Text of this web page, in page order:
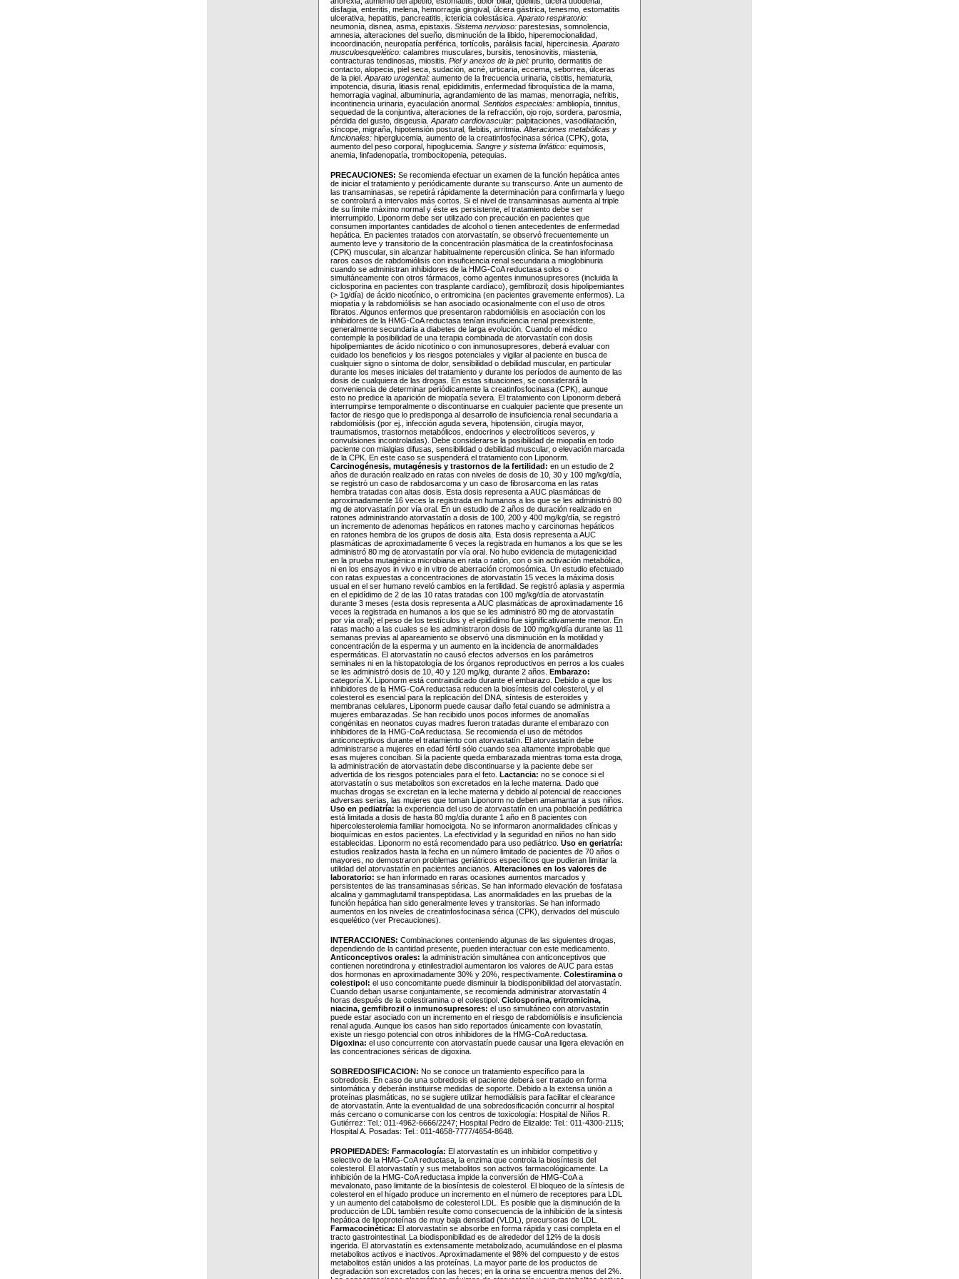
disfagia, enteritis, melena, hemorragia gingival, úlcera gástrica, tenesmo, estomatitis
ulcerativa, hepatitis, pancreatitis, ictericia colestásica. Aparato respiratorio:
neumonía, disnea, asma, epistaxis. Sistema nervioso: parestesias, somnolencia,
amnesia, alteraciones del sueño, disminución de la libido, hiperemocionalidad,
incoordinación, neuropatía periférica, tortícolis, parálisis facial, hipercinesia. Aparato
musculoesquelético: calambres musculares, bursitis, tenosinovitis, miastenia,
contracturas tendinosas, miositis. Piel y anexos de la piel: prurito, dermatitis de
contacto, alopecia, piel seca, sudación, acné, urticaria, eccema, seborrea, úlceras
de la piel. Aparato urogenital: aumento de la frecuencia urinaria, cistitis, hematuria,
impotencia, disuria, litiasis renal, epididimitis, enfermedad fibroquística de la mama,
hemorragia vaginal, albuminuria, agrandamiento de las mamas, menorragia, nefritis,
incontinencia urinaria, eyaculación anormal. Sentidos especiales: ambliopía, tinnitus,
sequedad de la conjuntiva, alteraciones de la refracción, ojo rojo, sordera, parosmia,
pérdida del gusto, disgeusia. Aparato cardiovascular: palpitaciones, vasodilatación,
síncope, migraña, hipotensión postural, flebitis, arritmia. Alteraciones metabólicas y
funcionales: hiperglucemia, aumento de la creatinfosfocinasa sérica (CPK), gota,
aumento del peso corporal, hipoglucemia. Sangre y sistema linfático: equimosis,
anemia, linfadenopatía, trombocitopenia, petequias.
PRECAUCIONES: Se recomienda efectuar un examen de la función hepática antes
de iniciar el tratamiento y periódicamente durante su transcurso. Ante un aumento de
las transaminasas, se repetirá rápidamente la determinación para confirmarla y luego
se controlará a intervalos más cortos. Si el nivel de transaminasas aumenta al triple
de su límite máximo normal y éste es persistente, el tratamiento debe ser
interrumpido. Liponorm debe ser utilizado con precaución en pacientes que
consumen importantes cantidades de alcohol o tienen antecedentes de enfermedad
hepática. En pacientes tratados con atorvastatín, se observó frecuentemente un
aumento leve y transitorio de la concentración plasmática de la creatinfosfocinasa
(CPK) muscular, sin alcanzar habitualmente repercusión clínica. Se han informado
raros casos de rabdomiólisis con insuficiencia renal secundaria a mioglobinuria
cuando se administran inhibidores de la HMG-CoA reductasa solos o
simultáneamente con otros fármacos, como agentes inmunosupresores (incluida la
ciclosporina en pacientes con trasplante cardíaco), gemfibrozil; dosis hipolipemiantes
(> 1g/día) de ácido nicotínico, o eritromicina (en pacientes gravemente enfermos). La
miopatía y la rabdomiólisis se han asociado ocasionalmente con el uso de otros
fibratos. Algunos enfermos que presentaron rabdomiólisis en asociación con los
inhibidores de la HMG-CoA reductasa tenían insuficiencia renal preexistente,
generalmente secundaria a diabetes de larga evolución. Cuando el médico
contemple la posibilidad de una terapia combinada de atorvastatín con dosis
hipolipemiantes de ácido nicotínico o con inmunosupresores, deberá evaluar con
cuidado los beneficios y los riesgos potenciales y vigilar al paciente en busca de
cualquier signo o síntoma de dolor, sensibilidad o debilidad muscular, en particular
durante los meses iniciales del tratamiento y durante los períodos de aumento de las
dosis de cualquiera de las drogas. En estas situaciones, se considerará la
conveniencia de determinar periódicamente la creatinfosfocinasa (CPK), aunque
esto no predice la aparición de miopatía severa. El tratamiento con Liponorm deberá
interrumpirse temporalmente o discontinuarse en cualquier paciente que presente un
factor de riesgo que lo predisponga al desarrollo de insuficiencia renal secundaria a
rabdomiólisis (por ej., infección aguda severa, hipotensión, cirugía mayor,
traumatismos, trastornos metabólicos, endocrinos y electrolíticos severos, y
convulsiones incontroladas). Debe considerarse la posibilidad de miopatía en todo
paciente con mialgias difusas, sensibilidad o debilidad muscular, o elevación marcada
de la CPK. En este caso se suspenderá el tratamiento con Liponorm.
Carcinogénesis, mutagénesis y trastornos de la fertilidad: en un estudio de 2
años de duración realizado en ratas con niveles de dosis de 10, 30 y 100 mg/kg/día,
se registró un caso de rabdosarcoma y un caso de fibrosarcoma en las ratas
hembra tratadas con altas dosis. Esta dosis representa a AUC plasmáticas de
aproximadamente 16 veces la registrada en humanos a los que se les administró 80
mg de atorvastatín por vía oral. En un estudio de 2 años de duración realizado en
ratones administrando atorvastatín a dosis de 100, 200 y 400 mg/kg/día, se registró
un incremento de adenomas hepáticos en ratones macho y carcinomas hepáticos
en ratones hembra de los grupos de dosis alta. Esta dosis representa a AUC
plasmáticas de aproximadamente 6 veces la registrada en humanos a los que se les
administró 80 mg de atorvastatín por vía oral. No hubo evidencia de mutagenicidad
en la prueba mutagénica microbiana en rata o ratón, con o sin activación metabólica,
ni en los ensayos in vivo e in vitro de aberración cromosómica. Un estudio efectuado
con ratas expuestas a concentraciones de atorvastatín 15 veces la máxima dosis
usual en el ser humano reveló cambios en la fertilidad. Se registró aplasia y aspermia
en el epidídimo de 2 de las 10 ratas tratadas con 100 mg/kg/día de atorvastatín
durante 3 meses (esta dosis representa a AUC plasmáticas de aproximadamente 16
veces la registrada en humanos a los que se les administró 80 mg de atorvastatín
por vía oral); el peso de los testículos y el epidídimo fue significativamente menor. En
ratas macho a las cuales se les administraron dosis de 100 mg/kg/día durante las 11
semanas previas al apareamiento se observó una disminución en la motilidad y
concentración de la esperma y un aumento en la incidencia de anormalidades
espermáticas. El atorvastatín no causó efectos adversos en los parámetros
seminales ni en la histopatología de los órganos reproductivos en perros a los cuales
se les administró dosis de 10, 40 y 120 mg/kg, durante 2 años. Embarazo:
categoría X. Liponorm está contraindicado durante el embarazo. Debido a que los
inhibidores de la HMG-CoA reductasa reducen la biosíntesis del colesterol, y el
colesterol es esencial para la replicación del DNA, síntesis de esteroides y
membranas celulares, Liponorm puede causar daño fetal cuando se administra a
mujeres embarazadas. Se han recibido unos pocos informes de anomalías
congénitas en neonatos cuyas madres fueron tratadas durante el embarazo con
inhibidores de la HMG-CoA reductasa. Se recomienda el uso de métodos
anticonceptivos durante el tratamiento con atorvastatín. El atorvastatín debe
administrarse a mujeres en edad fértil sólo cuando sea altamente improbable que
esas mujeres conciban. Si la paciente queda embarazada mientras toma esta droga,
la administración de atorvastatín debe discontinuarse y la paciente debe ser
advertida de los riesgos potenciales para el feto. Lactancia: no se conoce si el
atorvastatín o sus metabolitos son excretados en la leche materna. Dado que
muchas drogas se excretan en la leche materna y debido al potencial de reacciones
adversas serias, las mujeres que toman Liponorm no deben amamantar a sus niños.
Uso en pediatría: la experiencia del uso de atorvastatín en una población pediátrica
está limitada a dosis de hasta 80 mg/día durante 1 año en 8 pacientes con
hipercolesterolemia familiar homocigota. No se informaron anormalidades clínicas y
bioquímicas en estos pacientes. La efectividad y la seguridad en niños no han sido
establecidas. Liponorm no está recomendado para uso pediátrico. Uso en geriatría:
estudios realizados hasta la fecha en un número limitado de pacientes de 70 años o
mayores, no demostraron problemas geriátricos específicos que pudieran limitar la
utilidad del atorvastatín en pacientes ancianos. Alteraciones en los valores de
laboratorio: se han informado en raras ocasiones aumentos marcados y
persistentes de las transaminasas séricas. Se han informado elevación de fosfatasa
alcalina y gammaglutamil transpeptidasa. Las anormalidades en las pruebas de la
función hepática han sido generalmente leves y transitorias. Se han informado
aumentos en los niveles de creatinfosfocinasa sérica (CPK), derivados del músculo
esquelético (ver Precauciones).
INTERACCIONES: Combinaciones conteniendo algunas de las siguientes drogas,
dependiendo de la cantidad presente, pueden interactuar con este medicamento.
Anticonceptivos orales: la administración simultánea con anticonceptivos que
contienen noretindrona y etinilestradiol aumentaron los valores de AUC para estas
dos hormonas en aproximadamente 30% y 20%, respectivamente. Colestiramina o
colestipol: el uso concomitante puede disminuir la biodisponibilidad del atorvastatín.
Cuando deban usarse conjuntamente, se recomienda administrar atorvastatín 4
horas después de la colestiramina o el colestipol. Ciclosporina, eritromicina,
niacina, gemfibrozil o inmunosupresores: el uso simultáneo con atorvastatín
puede estar asociado con un incremento en el riesgo de rabdomiólisis e insuficiencia
renal aguda. Aunque los casos han sido reportados únicamente con lovastatín,
existe un riesgo potencial con otros inhibidores de la HMG-CoA reductasa.
Digoxina: el uso concurrente con atorvastatín puede causar una ligera elevación en
las concentraciones séricas de digoxina.
SOBREDOSIFICACION: No se conoce un tratamiento específico para la
sobredosis. En caso de una sobredosis el paciente deberá ser tratado en forma
sintomática y deberán instituirse medidas de soporte. Debido a la extensa unión a
proteínas plasmáticas, no se sugiere utilizar hemodiálisis para facilitar el clearance
de atorvastatín. Ante la eventualidad de una sobredosificación concurrir al hospital
más cercano o comunicarse con los centros de toxicología: Hospital de Niños R.
Gutiérrez: Tel.: 011-4962-6666/2247; Hospital Pedro de Elizalde: Tel.: 011-4300-2115;
Hospital A. Posadas: Tel.: 011-4658-7777/4654-8648.
PROPIEDADES: Farmacología: El atorvastatín es un inhibidor competitivo y
selectivo de la HMG-CoA reductasa, la enzima que controla la biosíntesis del
colesterol. El atorvastatín y sus metabolitos son activos farmacológicamente. La
inhibición de la HMG-CoA reductasa impide la conversión de HMG-CoA a
mevalonato, paso limitante de la biosíntesis de colesterol. El bloqueo de la síntesis de
colesterol en el hígado produce un incremento en el número de receptores para LDL
y un aumento del catabolismo de colesterol LDL. Es posible que la disminución de la
producción de LDL también resulte como consecuencia de la inhibición de la síntesis
hepática de lipoproteínas de muy baja densidad (VLDL), precursoras de LDL.
Farmacocinética: El atorvastatín se absorbe en forma rápida y casi completa en el
tracto gastrointestinal. La biodisponibilidad es de alrededor del 12% de la dosis
ingerida. El atorvastatín es extensamente metabolizado, acumulándose en el plasma
metabolitos activos e inactivos. Aproximadamente el 98% del compuesto y de estos
metabolitos están unidos a las proteínas. La mayor parte de los productos de
degradación son excretados con las heces; en la orina se encuentra menos del 2%.